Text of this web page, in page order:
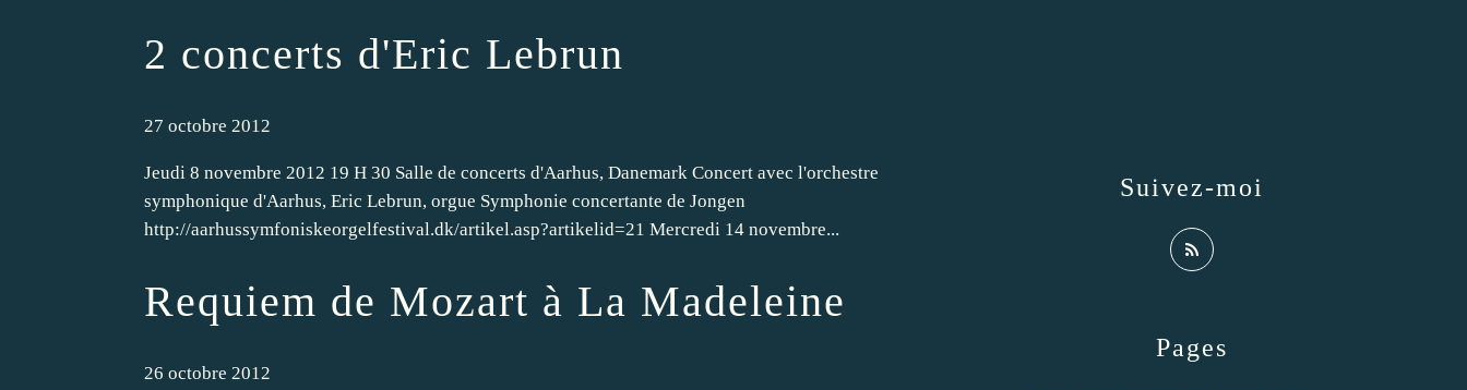
2 concerts d'Eric Lebrun
27 octobre 2012
Jeudi 8 novembre 2012 19 H 30 Salle de concerts d'Aarhus, Danemark Concert avec l'orchestre
symphonique d'Aarhus, Eric Lebrun, orgue Symphonie concertante de Jongen
http://aarhussymfoniskeorgelfestival.dk/artikel.asp?artikelid=21 Mercredi 14 novembre...
Requiem de Mozart à La Madeleine
26 octobre 2012
Pages
Suivez-moi